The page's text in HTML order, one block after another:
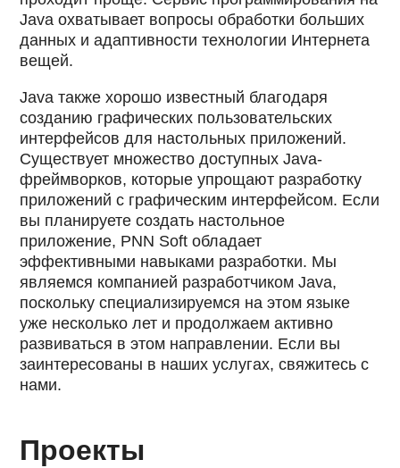
Java охватывает вопросы обработки больших
данных и адаптивности технологии Интернета
вещей.
Java также хорошо известный благодаря
созданию графических пользовательских
интерфейсов для настольных приложений.
Существует множество доступных Java-
фреймворков, которые упрощают разработку
приложений с графическим интерфейсом. Если
вы планируете создать настольное
приложение, PNN Soft обладает
эффективными навыками разработки. Мы
являемся компанией разработчиком Java,
поскольку специализируемся на этом языке
уже несколько лет и продолжаем активно
развиваться в этом направлении. Если вы
заинтересованы в наших услугах, свяжитесь с
нами.
Проекты